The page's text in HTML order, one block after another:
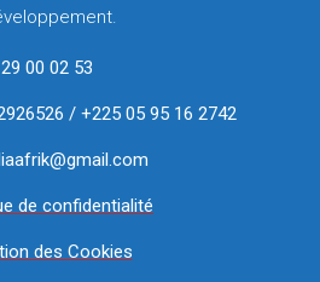
00 02 53
/ +225 05 95 16 2742
de confidentialité
des Cookies